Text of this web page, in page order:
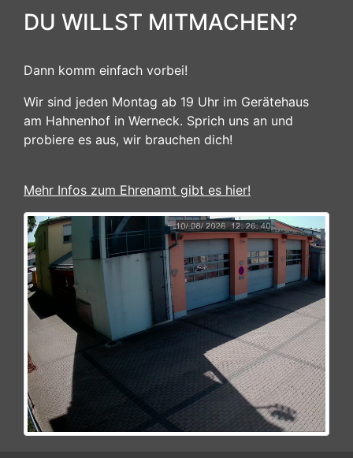
DU WILLST MITMACHEN?
Dann komm einfach vorbei!
Wir sind jeden Montag ab 19 Uhr im Gerätehaus
am Hahnenhof in Werneck. Sprich uns an und
probiere es aus, wir brauchen dich!
Mehr Infos zum Ehrenamt gibt es hier!